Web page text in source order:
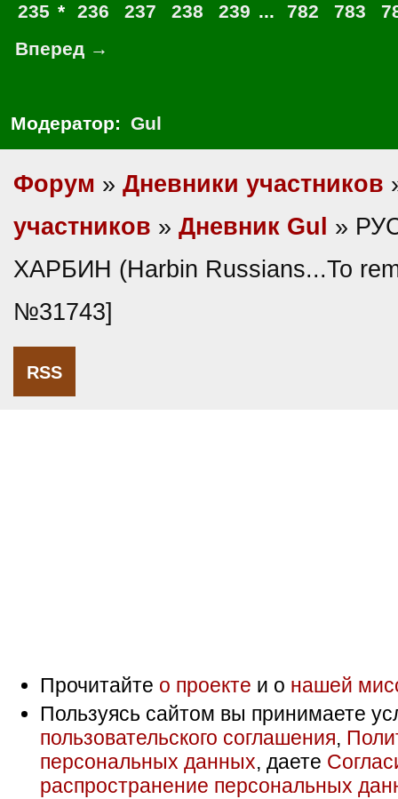
235 * 236 237 238 239 ... 782 783
Вперед →
Модератор: Gul
Форум » Дневники участников
участников » Дневник Gul
»
ХАРБИН (Harbin Russians...To
№31743]
RSS
Прочитайте о проекте и о нашей
Пользуясь сайтом вы принимаете
пользовательского соглашения,
персональных данных, даете
распространение персональных